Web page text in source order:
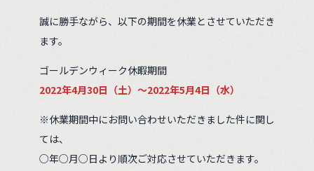
誠に勝手ながら、以下の期間を休業とさせていただき
ます。
ゴールデンウィーク休暇期間
2022年4月30日（土）～2022年5月4日（水）
※休業期間中にお問い合わせいただきました件に関し
ては、
○年○月○日より順次ご対応させていただきます。